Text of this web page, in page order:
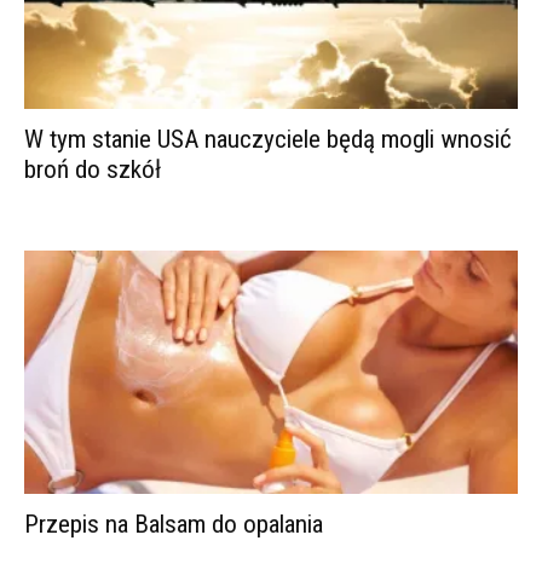
W tym stanie USA nauczyciele będą mogli wnosić
broń do szkół
Przepis na Balsam do opalania